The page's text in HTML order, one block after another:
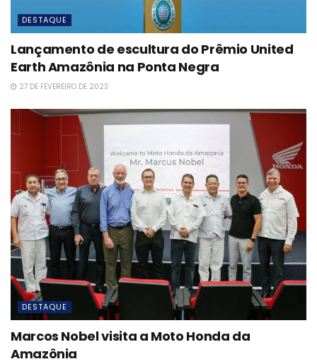
DESTAQUE
Lançamento de escultura do Prêmio United
Earth Amazônia na Ponta Negra
27 DE FEVEREIRO DE 2023
DESTAQUE
Marcos Nobel visita a Moto Honda da
Amazônia